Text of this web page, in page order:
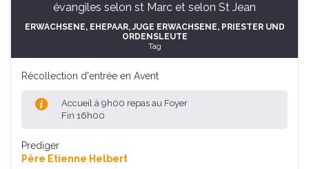
évangiles selon st Marc et selon St Jean
ERWACHSENE, EHEPAAR, JUGE ERWACHSENE, PRIESTER UND
ORDENSLEUTE
Tag
Récollection d'entrée en Avent
Accueil à 9h00 repas au Foyer
Fin 16h00
Prediger
Père Etienne Helbert